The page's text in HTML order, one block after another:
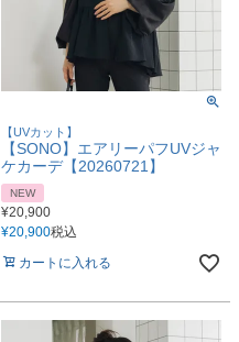
【UVカット】
【SONO】エアリーパフUVジャ
ケカーデ【20260721】
NEW
¥20,900
¥20,900税込
カートに入れる